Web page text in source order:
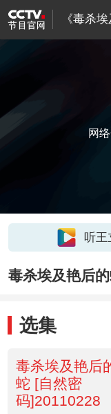
《毒杀
网
听王
毒杀埃及艳后
选集
毒杀埃及艳后
蛇 [自然密
码]20110228